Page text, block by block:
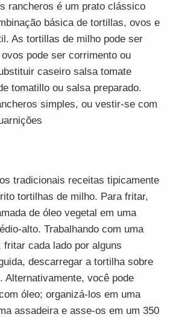
rancheros é um prato clássico
básica de tortillas, ovos e
As tortillas de milho pode ser
pode ser corrimento ou
caseiro salsa tomate
tomatillo ou salsa preparado.
simples, ou vestir-se com
tradicionais receitas tipicamente
tortilhas de milho. Para fritar,
de óleo vegetal em uma
alto. Trabalhando com uma
cada lado por alguns
descarregar a tortilha sobre
Alternativamente, você pode
óleo; organizá-los em uma
assadeira e asse-os em um 350